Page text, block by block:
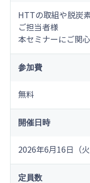
HTTの取組や脱炭
ご担当者様
本セミナーにご関
参加費
無料
開催日時
2026年6月16日（
定員数